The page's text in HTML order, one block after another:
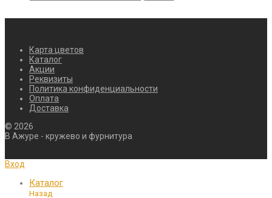
Карта цветов
Каталог
Акции
Реквизиты
Политика конфиденциальности
Оплата
Доставка
© 2026
В Ажуре - кружево и фурнитура
Вход
Каталог
Назад